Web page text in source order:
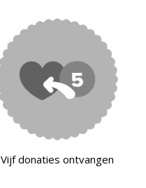
Vijf donaties ontvangen